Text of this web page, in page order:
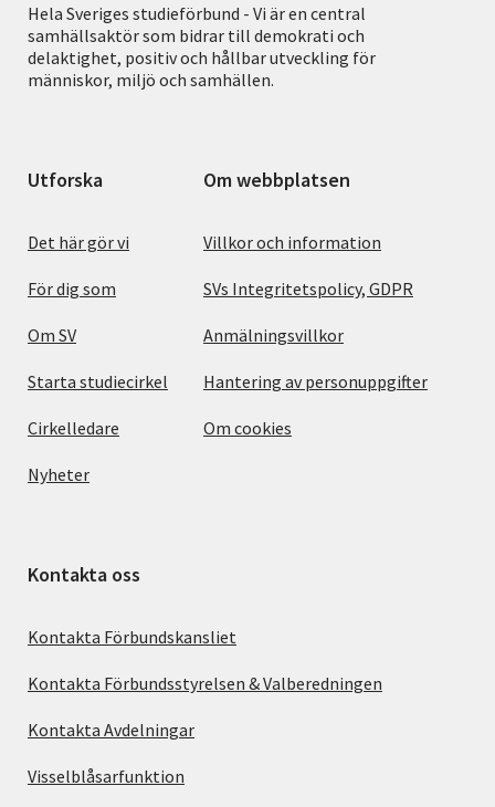
Hela Sveriges studieförbund - Vi är en central
samhällsaktör som bidrar till demokrati och
delaktighet, positiv och hållbar utveckling för
människor, miljö och samhällen.
Utforska
Det här gör vi
För dig som
Om SV
Starta studiecirkel
Cirkelledare
Nyheter
Om webbplatsen
Villkor och information
SVs Integritetspolicy, GDPR
Anmälningsvillkor
Hantering av personuppgifter
Om cookies
Kontakta oss
Kontakta Förbundskansliet
Kontakta Förbundsstyrelsen & Valberedningen
Kontakta Avdelningar
Visselblåsarfunktion